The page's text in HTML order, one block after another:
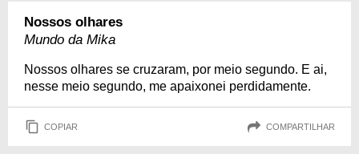
Nossos olhares
Mundo da Mika
Nossos olhares se cruzaram, por meio segundo. E ai,
nesse meio segundo, me apaixonei perdidamente.
COPIAR COMPARTILHAR